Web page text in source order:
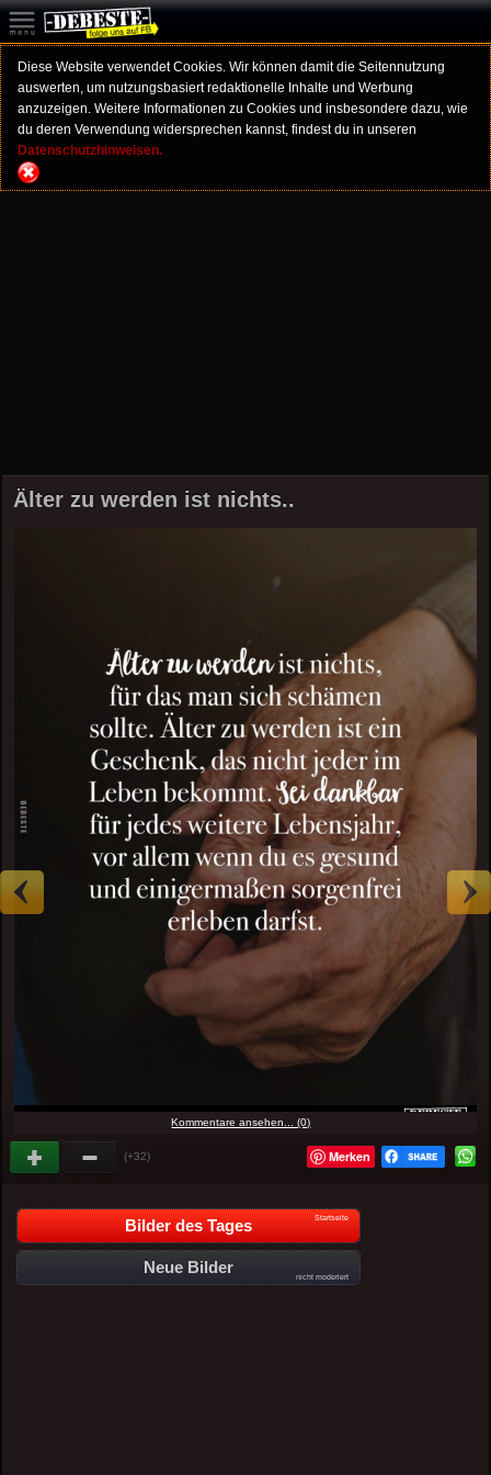
Diese Website verwendet Cookies. Wir können damit die Seitennutzung
auswerten, um nutzungsbasiert redaktionelle Inhalte und Werbung
anzuzeigen. Weitere Informationen zu Cookies und insbesondere dazu, wie
du deren Verwendung widersprechen kannst, findest du in unseren
Datenschutzhinweisen.
Älter zu werden ist nichts..
Kommentare ansehen... (0)
(+32) Merken
Bilder des Tages Startseite
Neue Bilder
nicht moderiert